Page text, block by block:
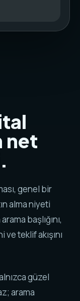
net
genel bir
alma niyeti
başlığını,
teklif akışını
güzel
arama